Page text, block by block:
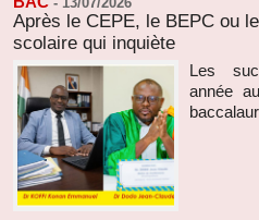
Après le CEPE, le BEPC ou
scolaire qui inquiète
Les
année